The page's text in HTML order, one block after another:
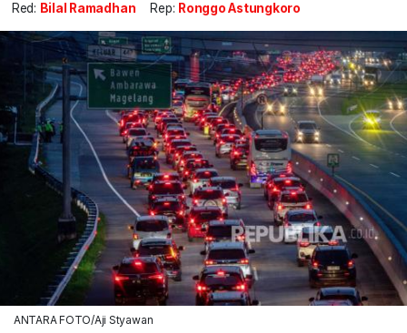
Red: Bilal Ramadhan Rep: Ronggo Astungkoro
ANTARA FOTO/Aji Styawan